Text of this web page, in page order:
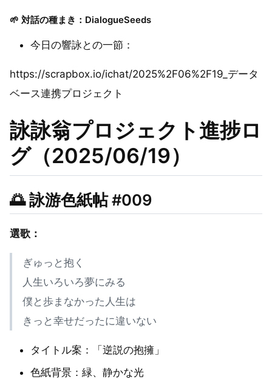
🌱 対話の種まき：DialogueSeeds
今日の響詠との一節：
https://scrapbox.io/ichat/2025%2F06%2F19_データ
ベース連携プロジェクト
詠詠翁プロジェクト進捗ロ
グ（2025/06/19）
🌅 詠游色紙帖 #009
選歌：
ぎゅっと抱く
人生いろいろ夢にみる
僕と歩まなかった人生は
きっと幸せだったに違いない
タイトル案：「逆説の抱擁」
色紙背景：緑、静かな光